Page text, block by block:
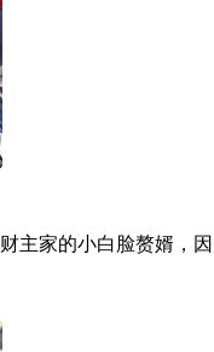
主家的小白脸赘婿，